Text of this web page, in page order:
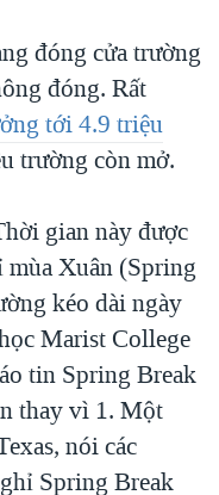
đóng cửa trường
đóng. Rất
tới 4.9 triệu
trường còn mở.
gian này được
Xuân (Spring
kéo dài ngày
Marist College
tin Spring Break
thay vì 1. Một
nói các
Spring Break